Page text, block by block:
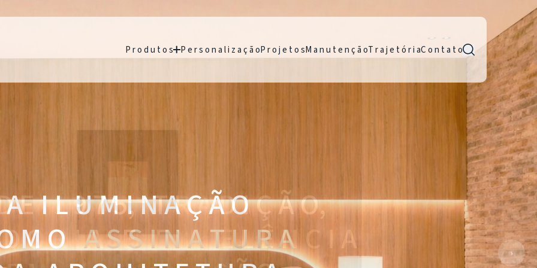
P r o d u t o s P e r s o n a l i z a ç ã oP r o j e t o sM a n u t e n ç ã oT r a j e t ó r i aC o n t a t o
A I L U M I N A Ç Ã O
M OA S S I N A T U R A
›